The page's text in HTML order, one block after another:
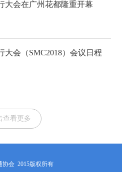
大会在广州花都隆重开幕
大会（SMC2018）会议日程
查看更多
协会 2015版权所有